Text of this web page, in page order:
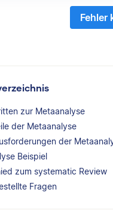
Fehler
zur Metaanalyse
der Metaanalyse
der
Beispiel
zum systematic Review
Fragen